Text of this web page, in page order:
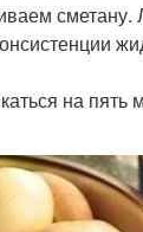
сметану.
на пять